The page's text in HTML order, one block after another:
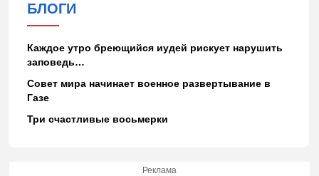
БЛОГИ
Каждое утро бреющийся иудей рискует нарушить
заповедь…
Совет мира начинает военное развертывание в
Газе
Три счастливые восьмерки
Реклама